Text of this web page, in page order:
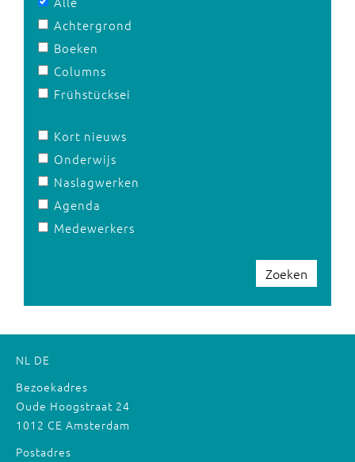
Achtergrond
Boeken
Columns
Frühstücksei
Kort nieuws
Onderwijs
Naslagwerken
Agenda
Medewerkers
Zoeken
NL DE
Bezoekadres
Oude Hoogstraat 24
1012 CE Amsterdam
Postadres